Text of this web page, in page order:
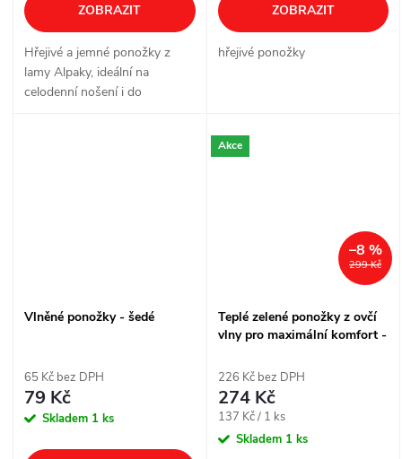
ZOBRAZIT
Hřejivé a jemné ponožky z
lamy Alpaky, ideální na
celodenní nošení i do
ZOBRAZIT
hřejivé ponožky
Vlněné ponožky - šedé
65 Kč bez DPH
79 Kč
Skladem 1 ks
Akce
299 Kč
–8 %
Teplé zelené ponožky z ovčí
vlny pro maximální komfort -
226 Kč bez DPH
274 Kč
Měrná
cena:
137 Kč / 1 ks
Skladem 1 ks